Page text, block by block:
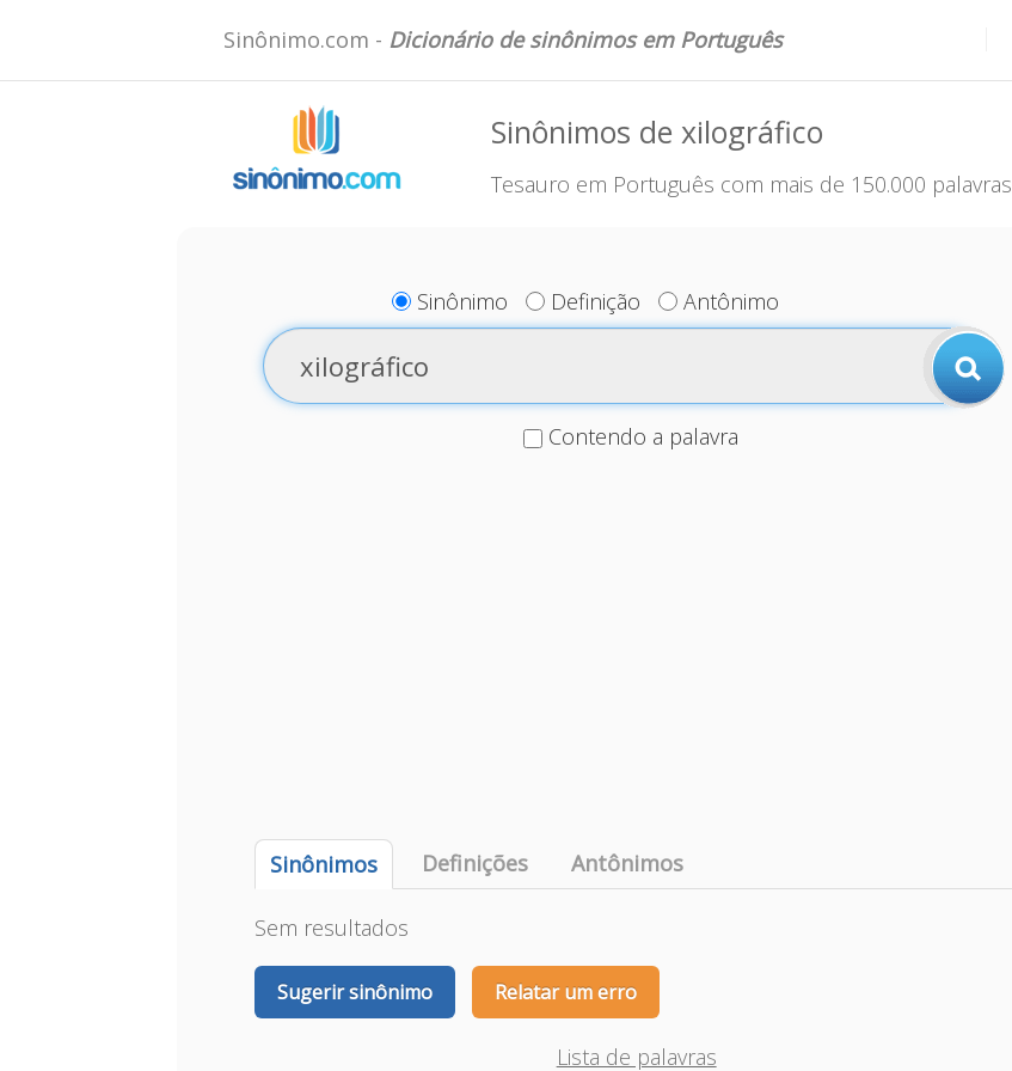
Sinônimo.com - Dicionário de sinônimos em Português
Sinônimos de xilográfico
Tesauro em Português com mais de 150.000 palavras
Sinônimo Definição Antônimo
Contendo a palavra
Sinônimos Definições Antônimos
Sem resultados
Sugerir sinônimo Relatar um erro
Lista de palavras